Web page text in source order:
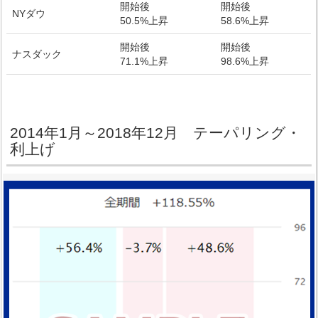
NYダウ
開始後
50.5%上昇
開始後
58.6%上昇
ナスダック
開始後
71.1%上昇
開始後
98.6%上昇
2014年1月～2018年12月 テーパリング・
利上げ